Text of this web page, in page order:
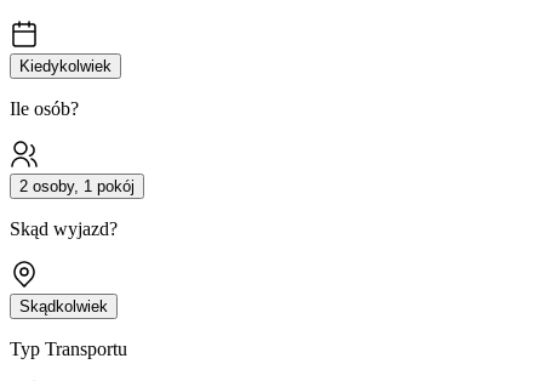
Kiedykolwiek
Ile osób?
2 osoby, 1 pokój
Skąd wyjazd?
Skądkolwiek
Typ Transportu